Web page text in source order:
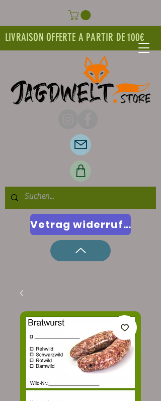
LIVRAISON OFFERTE A PARTIR DE 100€
Vetrag widerrufen